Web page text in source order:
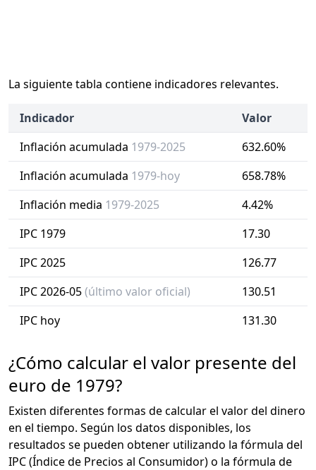
La siguiente tabla contiene indicadores relevantes.
Indicador
Valor
Inflación acumulada 1979-2025
632.60%
Inflación acumulada 1979-hoy
658.78%
Inflación media 1979-2025
4.42%
IPC 1979
17.30
IPC 2025
126.77
IPC 2026-05(último valor oficial)
130.51
IPC hoy
131.30
¿Cómo calcular el valor presente del
euro de 1979?
Existen diferentes formas de calcular el valor del dinero
en el tiempo. Según los datos disponibles, los
resultados se pueden obtener utilizando la fórmula del
IPC (Índice de Precios al Consumidor) o la fórmula de